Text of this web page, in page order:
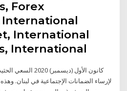
Forex
International
International
لإرساء الضمانات الإجتماعية في لبنان.